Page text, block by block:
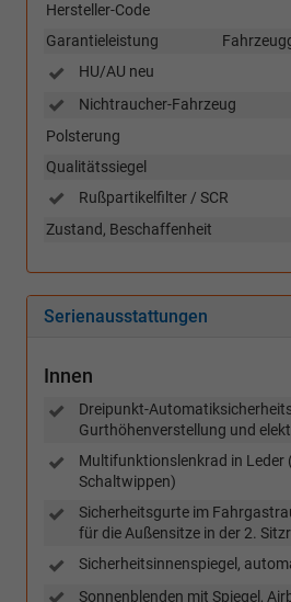
Hersteller-Code
Garantieleistung
HU/AU neu
Nichtraucher-Fahrzeug
Polsterung
Qualitätssiegel
Rußpartikelfilter / SCR
Zustand, Beschaffenheit
Serienausstattungen
Innen
Dreipunkt-
Gurthöhenverstellung und
Multifunktionslenkrad in Leder
Schaltwippen)
Sicherheitsgurte im
für die Außensitze in der 2.
Sicherheitsinnenspiegel,
Sonnenblenden mit Spiegel,